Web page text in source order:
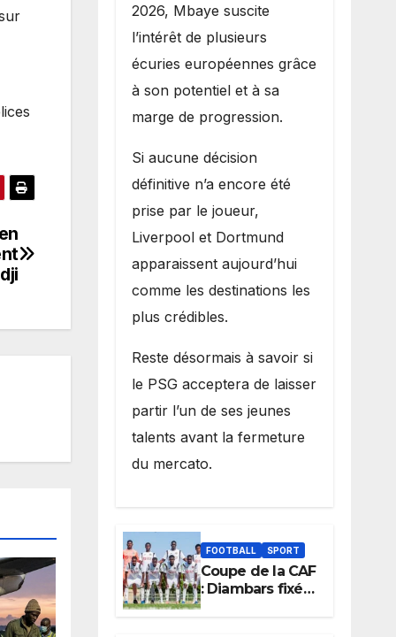
2026, Mbaye suscite
l’intérêt de plusieurs
écuries européennes grâce
à son potentiel et à sa
marge de progression.
Si aucune décision
définitive n’a encore été
prise par le joueur,
Liverpool et Dortmund
apparaissent aujourd’hui
comme les destinations les
plus crédibles.
Reste désormais à savoir si
le PSG acceptera de laisser
partir l’un de ses jeunes
talents avant la fermeture
du mercato.
FOOTBALL SPORT
Coupe de la CAF
: Diambars fixé
sur son destin